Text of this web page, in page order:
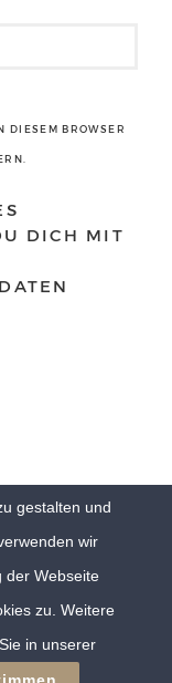
DIESEM BROWSER
DICH MIT
gestalten und
wir
der Webseite
zu. Weitere
in unserer